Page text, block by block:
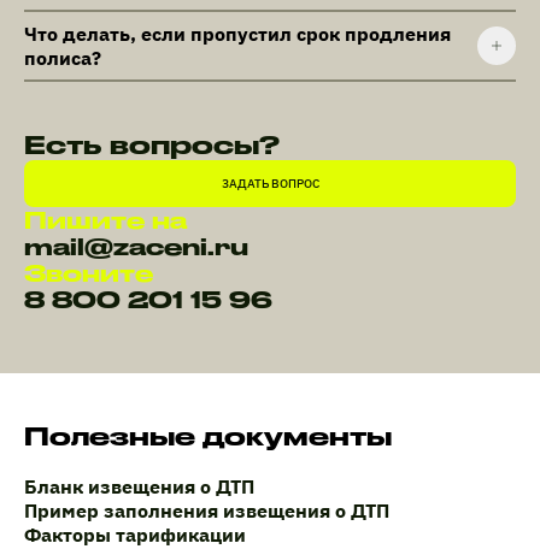
Что делать, если пропустил срок продления
полиса?
Есть вопросы?
ЗАДАТЬ ВОПРОС
Пишите на
mail@zaceni.ru
Звоните
8 800 201 15 96
Полезные документы
Бланк извещения о ДТП
Пример заполнения извещения о ДТП
Факторы тарификации